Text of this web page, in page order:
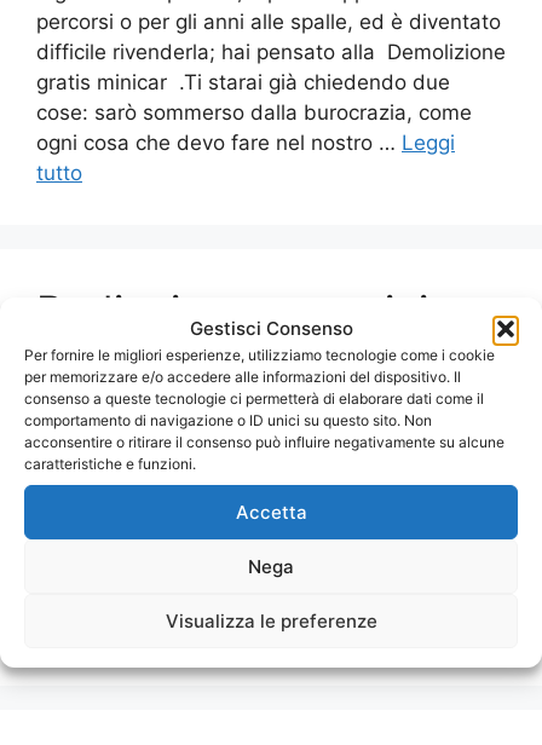
Gestisci Consenso
Per fornire le migliori esperienze, utilizziamo tecnologie come i cookie
per memorizzare e/o accedere alle informazioni del dispositivo. Il
consenso a queste tecnologie ci permetterà di elaborare dati come il
comportamento di navigazione o ID unici su questo sito. Non
acconsentire o ritirare il consenso può influire negativamente su alcune
caratteristiche e funzioni.
Accetta
Nega
Visualizza le preferenze
percorsi o per gli anni alle spalle, ed è diventato
difficile rivenderla; hai pensato alla Demolizione
gratis minicar .Ti starai già chiedendo due
cose: sarò sommerso dalla burocrazia, come
ogni cosa che devo fare nel nostro … Leggi
tutto
Radiazione motorini
Gli autodemolitori autorizzati, meglio conosciuti
come centro demolizione motorini sono dediti
al ritiro e demolizione di moto e auto
incidentate, oltre alla rottamazione auto ed
alla Radiazione motorini. Siamo un centro di
ritiro e demolizione moto e auto ai sensi dei d.
lgs vigenti che hanno come obiettivo primario
Leggi tutto